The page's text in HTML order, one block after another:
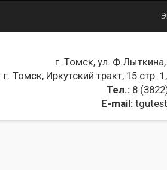
г. Томск, ул. Ф.Лыткина,
г. Томск, Иркутский тракт, 15 стр.
Тел.: 8
E-mail: